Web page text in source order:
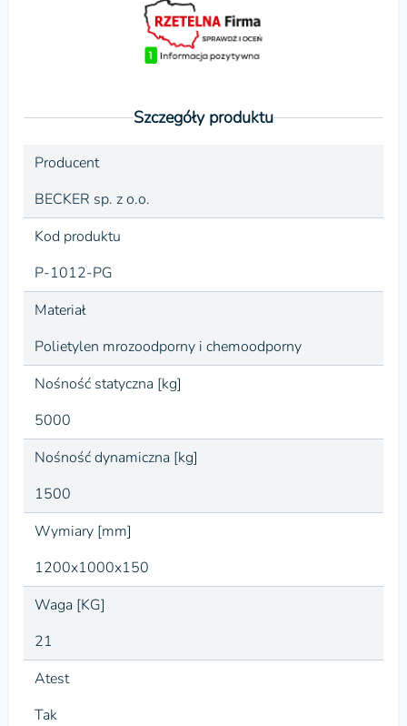
Szczegóły produktu
Producent
BECKER sp. z o.o.
Kod produktu
P-1012-PG
Materiał
Polietylen mrozoodporny i chemoodporny
Nośność statyczna [kg]
5000
Nośność dynamiczna [kg]
1500
Wymiary [mm]
1200x1000x150
Waga [KG]
21
Atest
Tak